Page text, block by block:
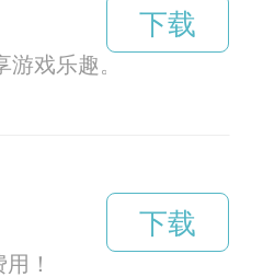
戏乐趣。
下载
！
下载